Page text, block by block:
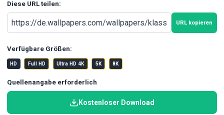
Diese URL teilen:
URL kopieren
Verfügbare Größen:
HD Full HD Ultra HD 4K 5K 8K
Quellenangabe erforderlich
Kostenloser Download